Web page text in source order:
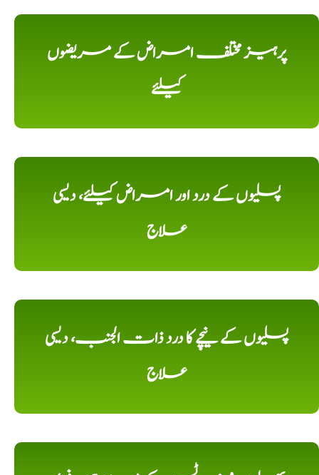
پرہیز مختلف امراض کے مریضوں
کیلئے
پسلیوں کے درد اور امراض کیلئے، دیسی
علاج
پسلیوں کے نیچے کا درد ذات الجنب، دیسی
علاج